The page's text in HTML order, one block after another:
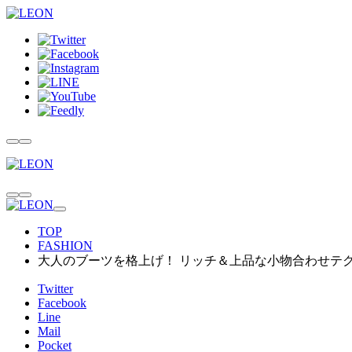
TOP
FASHION
大人のブーツを格上げ！ リッチ＆上品な小物合わせテ
Twitter
Facebook
Line
Mail
Pocket